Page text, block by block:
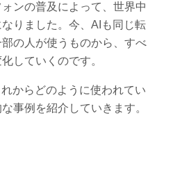
ンの普及によって、世界中
りました。今、AIも同じ転
の人が使うものから、すべ
していくのです。
からどのように使われてい
事例を紹介していきます。